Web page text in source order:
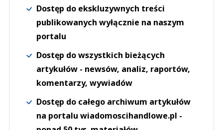
Dostęp do ekskluzywnych treści
publikowanych wyłącznie na naszym
portalu
Dostęp do wszystkich bieżących
artykułów - newsów, analiz, raportów,
komentarzy, wywiadów
Dostęp do całego archiwum artykułów
na portalu wiadomoscihandlowe.pl -